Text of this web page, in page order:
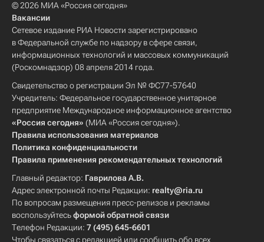
© 2026 МИА «Россия сегодня»
Вакансии
Сетевое издание РИА Новости зарегистрировано
в Федеральной службе по надзору в сфере связи,
информационных технологий и массовых коммуникаций
(Роскомнадзор) 08 апреля 2014 года.
Свидетельство о регистрации Эл № ФС77-57640
Учредитель: Федеральное государственное унитарное
предприятие Международное информационное агентство
«Россия сегодня» (МИА «Россия сегодня»).
Правила использования материалов
Политика конфиденциальности
Правила применения рекомендательных технологий
Главный редактор: Гаврилова А.В.
Адрес электронной почты Редакции: realty@ria.ru
По вопросам размещения пресс-релизов и рекламы
воспользуйтесьформой обратной связи
Телефон Редакции: 7 (495) 645-6601
Чтобы связаться с редакцией или сообщить обо всех